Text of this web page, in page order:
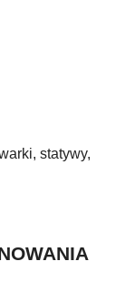
statywy,